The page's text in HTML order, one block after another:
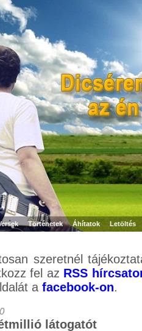
Történetek Áhítatok Letöltés
szeretnél
fel az RSS
a facebook-on.
látogatót